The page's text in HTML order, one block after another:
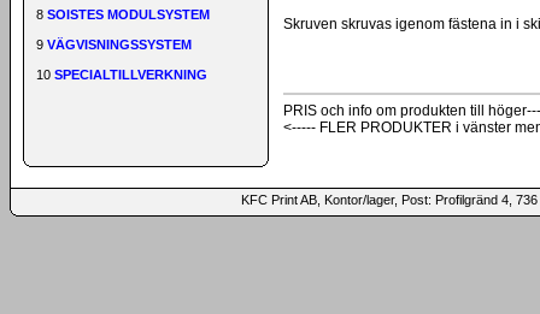
8 SOISTES MODULSYSTEM
9 VÄGVISNINGSSYSTEM
10 SPECIALTILLVERKNING
Skruven skruvas igenom fästena in i
PRIS och info om produkten till
<----- FLER PRODUKTER i vänster
KFC Print AB, Kontor/lager, Post: Profilgränd 4,